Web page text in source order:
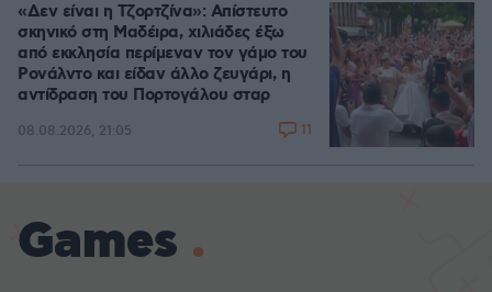
«Δεν είναι η Τζορτζίνα»: Απίστευτο
σκηνικό στη Μαδέιρα, χιλιάδες έξω
από εκκλησία περίμεναν τον γάμο του
Ρονάλντο και είδαν άλλο ζευγάρι, η
αντίδραση του Πορτογάλου σταρ
08.08.2026, 21:05 11
Games